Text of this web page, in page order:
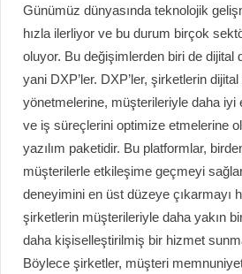
Günümüz dünyasında teknolojik
hızla ilerliyor ve bu durum birçok
oluyor. Bu değişimlerden biri de dijital
yani DXP’ler. DXP’ler, şirketlerin dijital
yönetmelerine, müşterileriyle daha iyi
ve iş süreçlerini optimize etmelerine
yazılım paketidir. Bu platformlar,
müşterilerle etkileşime geçmeyi
deneyimini en üst düzeye çıkarmayı
şirketlerin müşterileriyle daha yakın
daha kişiselleştirilmiş bir hizmet
Böylece şirketler, müşteri